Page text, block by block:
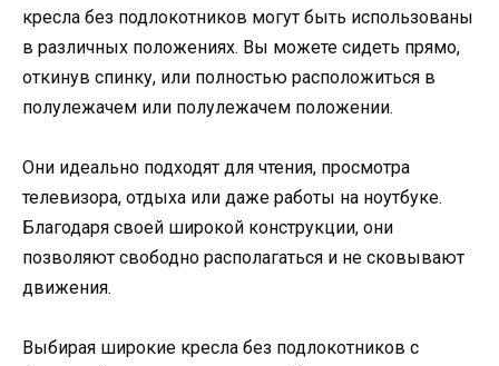
кресла без подлокотников могут быть использованы
в различных положениях. Вы можете сидеть прямо,
откинув спинку, или полностью расположиться в
полулежачем или полулежачем положении.
Они идеально подходят для чтения, просмотра
телевизора, отдыха или даже работы на ноутбуке.
Благодаря своей широкой конструкции, они
позволяют свободно располагаться и не сковывают
движения.
Выбирая широкие кресла без подлокотников с